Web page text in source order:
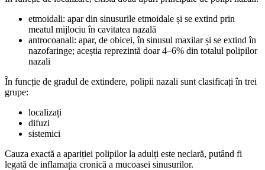
etmoidali: apar din sinusurile etmoidale și se extind prin
meatul mijlociu în cavitatea nazală
antrocoanali: apar, de obicei, în sinusul maxilar și se extind în
nazofaringe; aceștia reprezintă doar 4–6% din totalul polipilor
nazali
În funcție de gradul de extindere, polipii nazali sunt clasificați în trei
grupe:
localizați
difuzi
sistemici
Cauza exactă a apariției polipilor la adulți este neclară, putând fi
legată de inflamația cronică a mucoasei sinusurilor.